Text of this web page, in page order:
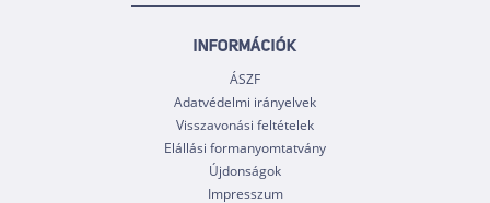
INFORMÁCIÓK
ÁSZF
Adatvédelmi irányelvek
Visszavonási feltételek
Elállási formanyomtatvány
Újdonságok
Impresszum